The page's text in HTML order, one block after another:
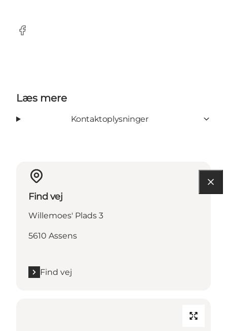
Facebook
Læs mere
Kontaktoplysninger
Find vej
Willemoes' Plads 3
5610 Assens
Find vej